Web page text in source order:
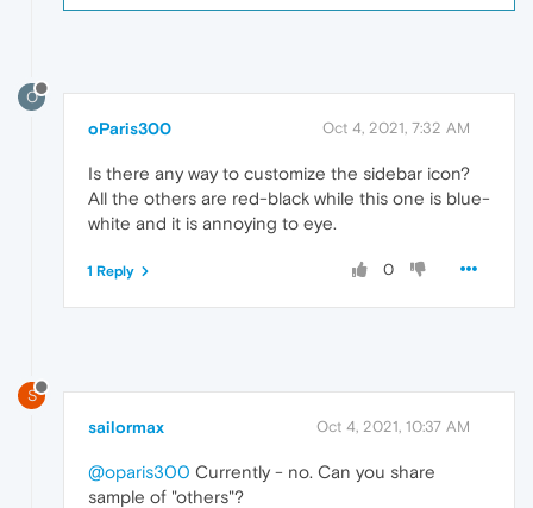
O
oParis300 Oct 4, 2021, 7:32 AM
Is there any way to customize the sidebar icon?
All the others are red-black while this one is blue-
white and it is annoying to eye.
0
1 Reply
S
sailormax Oct 4, 2021, 10:37 AM
@oparis300 Currently - no. Can you share
sample of "others"?